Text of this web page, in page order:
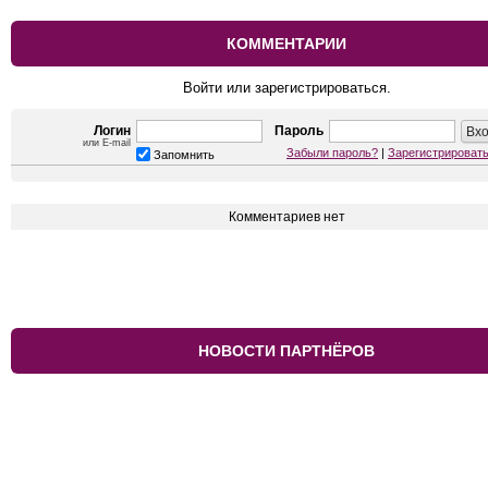
КОММЕНТАРИИ
Войти или зарегистрироваться.
Логин
или E-mail
Пароль
Запомнить Забыли пароль? |
Комментариев нет
НОВОСТИ ПАРТНЁРОВ